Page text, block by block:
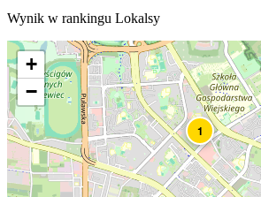
Wynik w rankingu Lokalsy
1
+
−